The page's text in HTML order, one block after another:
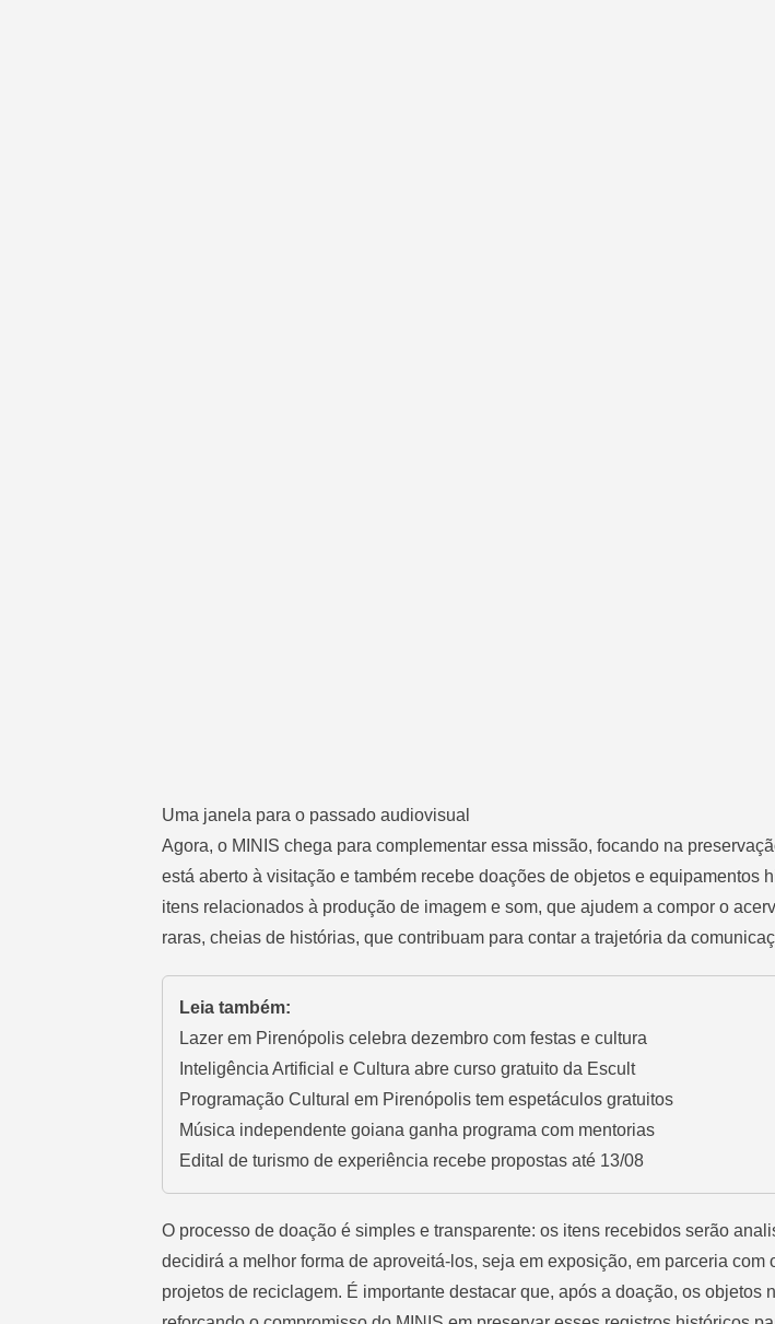
Uma janela para o passado audiovisual
Agora, o MINIS chega para complementar essa missão, focando na
está aberto à visitação e também recebe doações de objetos e equipamentos
itens relacionados à produção de imagem e som, que ajudem a compor o
raras, cheias de histórias, que contribuam para contar a trajetória da
Leia também:
Lazer em Pirenópolis celebra dezembro com festas e cultura
Inteligência Artificial e Cultura abre curso gratuito da Escult
Programação Cultural em Pirenópolis tem espetáculos gratuitos
Música independente goiana ganha programa com mentorias
Edital de turismo de experiência recebe propostas até 13/08
O processo de doação é simples e transparente: os itens recebidos serão
decidirá a melhor forma de aproveitá-los, seja em exposição, em parceria com
projetos de reciclagem. É importante destacar que, após a doação, os objetos